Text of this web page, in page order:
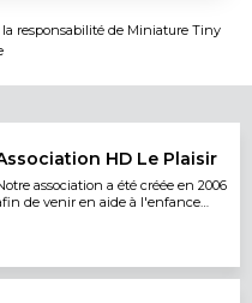
responsabilité de Miniature Tiny
HD Le Plaisir
association a été créée en 2006
de venir en aide à l'enfance